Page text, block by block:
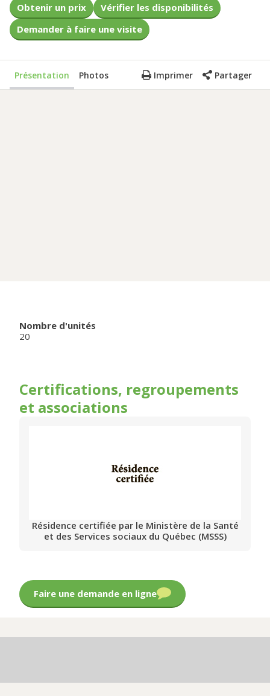
Obtenir un prix
Vérifier les disponibilités
Demander à faire une visite
Présentation Photos Imprimer Partager
Nombre d'unités
20
Certifications, regroupements
et associations
Résidence certifiée par le Ministère de la Santé
et des Services sociaux du Québec (MSSS)
Faire une demande en ligne